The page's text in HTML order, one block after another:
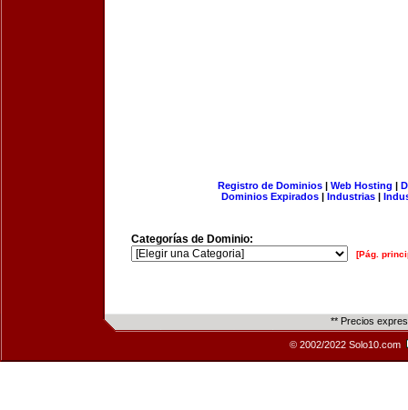
Registro de Dominios| Web Hosting |
Dominios Expirados | Industrias |
Categorías de Dominio:
[Pág.
** Precios
© 2002/2022 Solo10.com